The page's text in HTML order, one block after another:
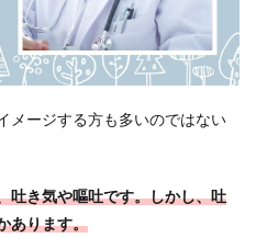
メージする方も多いのではない
吐き気や嘔吐です。しかし、吐
あります。